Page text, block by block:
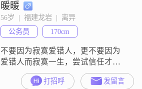
心都希望被读懂，理解包容才能慰
藉心灵。
暖暖
56岁  |  福建龙岩  |  离异
公务员
170cm
不要因为寂寞爱错人，更不要因为
爱错人而寂寞一生，尝试信任才能
得到幸福。缘分是本书，翻得不经
意会错过，读得太认真会流泪。
打招呼 发留言